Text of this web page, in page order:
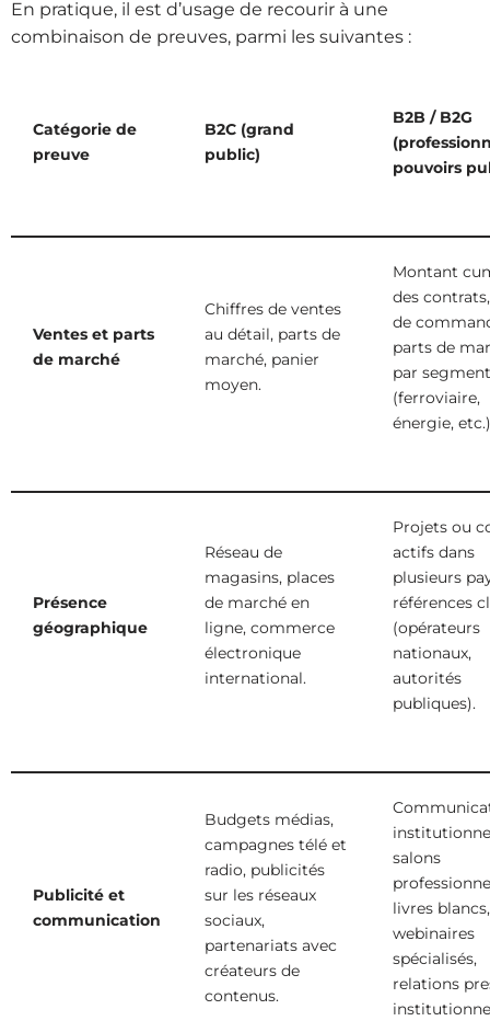
En pratique, il est d’usage de recourir à une
combinaison de preuves, parmi les suivantes :
Catégorie de
preuve
B2C (grand
public)
B2B / B2G
pouvoirs
Ventes et parts
de marché
Chiffres de ventes
au détail, parts de
marché, panier
moyen.
Montant
des
de
parts de
par segment
(ferroviaire,
énergie,
Présence
géographique
Réseau de
magasins, places
de marché en
ligne, commerce
électronique
international.
Projets ou
actifs dans
plusieurs
références
(opérateurs
nationaux,
autorités
publiques).
Publicité et
communication
Budgets médias,
campagnes télé et
radio, publicités
sur les réseaux
sociaux,
partenariats avec
créateurs de
contenus.
salons
livres blancs,
webinaires
spécialisés,
relations